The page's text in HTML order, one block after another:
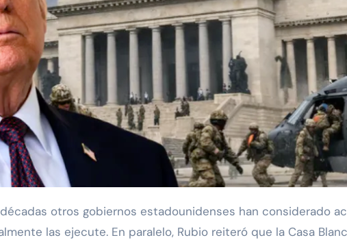
las ejecute. En paralelo, Rubio reiteró que la Casa